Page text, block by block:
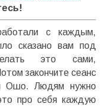
с каждым,
сказано вам под
это сами,
закончите сеанс
Ошо. Людям нужно
про себя каждую